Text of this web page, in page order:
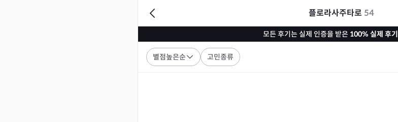
플로라사주타로 54
모든 후기는 실제 인증을 받은 100% 실제 후기
별점높은순 고민종류